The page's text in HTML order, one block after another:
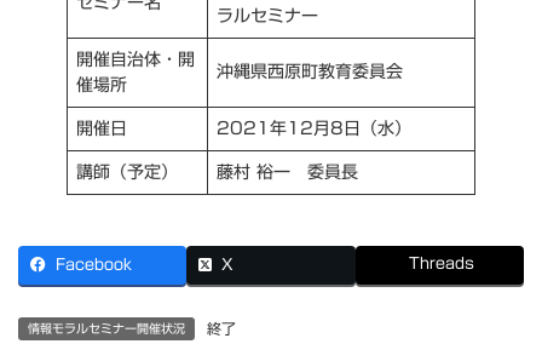
ラルセミナー
開催自治体・開
催場所
沖縄県西原町教育委員会
開催日 2021年12月8日（水）
講師（予定） 藤村 裕一 委員長
Facebook X Threads
情報モラルセミナー開催状況 終了